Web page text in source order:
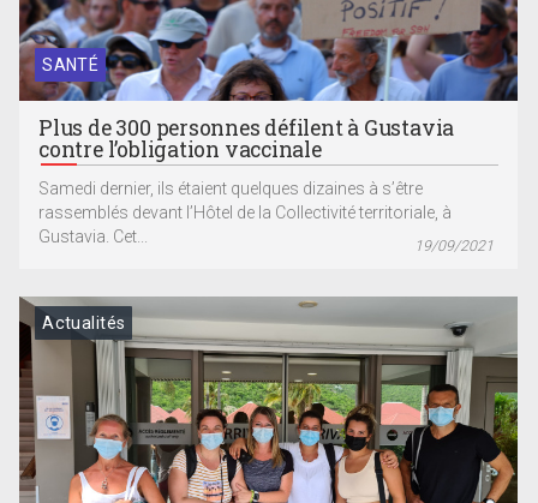
SANTÉ
Plus de 300 personnes défilent à Gustavia
contre l’obligation vaccinale
Samedi dernier, ils étaient quelques dizaines à s’être
rassemblés devant l’Hôtel de la Collectivité territoriale, à
Gustavia. Cet...
19/09/2021
Actualités